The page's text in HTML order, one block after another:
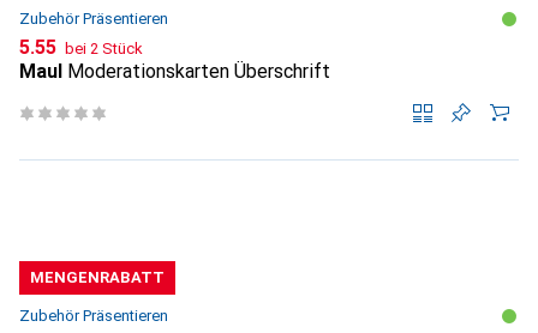
Zubehör Präsentieren
CHF
5.55 bei 2 Stück
Maul Moderationskarten Überschrift
MENGENRABATT
Zubehör Präsentieren